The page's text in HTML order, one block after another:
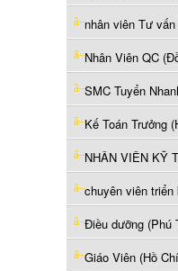
nhân viên Tư
Nhân Viên QC
Kế Toán Trưởng
NHÂN VIÊN KỸ
chuyên viên
Điều dưỡng (Phú
Giáo Viên (Hồ